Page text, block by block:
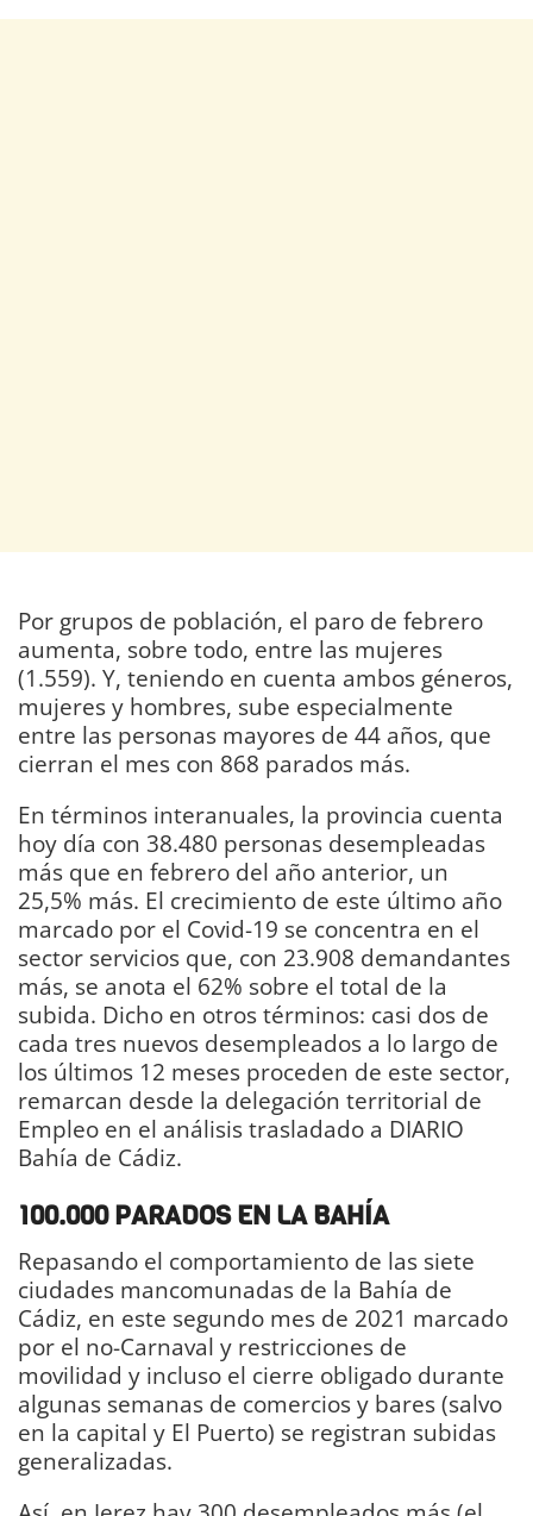
Por grupos de población, el paro de febrero
aumenta, sobre todo, entre las mujeres
(1.559). Y, teniendo en cuenta ambos géneros,
mujeres y hombres, sube especialmente
entre las personas mayores de 44 años, que
cierran el mes con 868 parados más.
En términos interanuales, la provincia cuenta
hoy día con 38.480 personas desempleadas
más que en febrero del año anterior, un
25,5% más. El crecimiento de este último año
marcado por el Covid-19 se concentra en el
sector servicios que, con 23.908 demandantes
más, se anota el 62% sobre el total de la
subida. Dicho en otros términos: casi dos de
cada tres nuevos desempleados a lo largo de
los últimos 12 meses proceden de este sector,
remarcan desde la delegación territorial de
Empleo en el análisis trasladado a DIARIO
Bahía de Cádiz.
100.000 PARADOS EN LA BAHÍA
Repasando el comportamiento de las siete
ciudades mancomunadas de la Bahía de
Cádiz, en este segundo mes de 2021 marcado
por el no-Carnaval y restricciones de
movilidad y incluso el cierre obligado durante
algunas semanas de comercios y bares (salvo
en la capital y El Puerto) se registran subidas
generalizadas.